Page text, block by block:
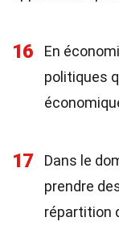
16
En
politiques
17
Dans le
prendre
répartition